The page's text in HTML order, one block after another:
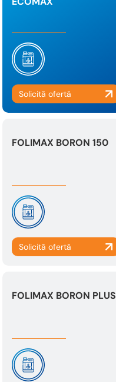
FOLIMAX BORON 150
FOLIMAX BORON PLUS